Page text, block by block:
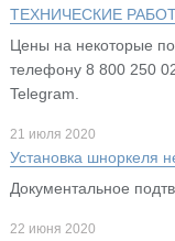
ТЕХНИЧЕСКИЕ
Цены на некоторые
телефону 8 800 250
Telegram.
21 июля 2020
Установка шноркеля
Документальное
22 июня 2020